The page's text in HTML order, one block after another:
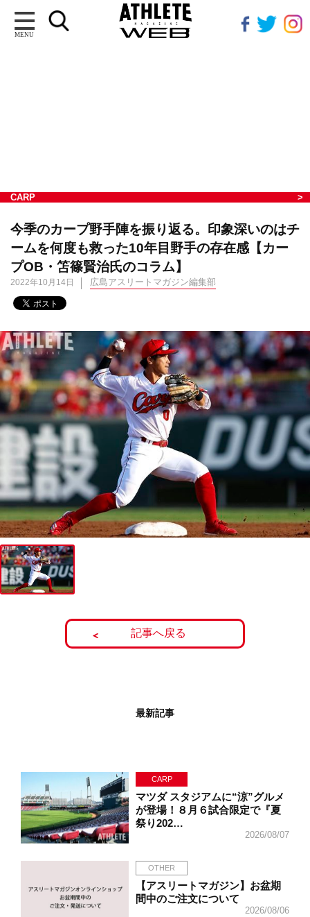
MENU
CARP
今季のカープ野手陣を振り返る。印象深いのはチ
ームを何度も救った10年目野手の存在感【カー
プOB・笘篠賢治氏のコラム】
2022年10月14日 広島アスリートマガジン編集部
記事へ戻る
最新記事
CARP
マツダ スタジアムに“涼”グルメ
が登場！８月６試合限定で『夏
祭り202…
2026/08/07
OTHER
【アスリートマガジン】お盆期
間中のご注文について
2026/08/06